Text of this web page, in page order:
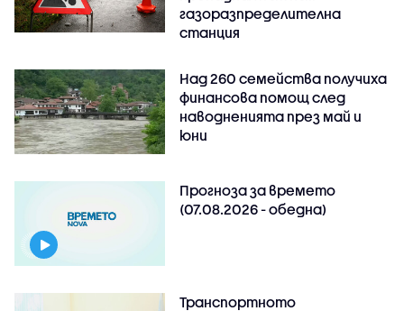
газоразпределителна
станция
Над 260 семейства получиха
финансова помощ след
наводненията през май и
юни
Прогноза за времето
(07.08.2026 - обедна)
Транспортното